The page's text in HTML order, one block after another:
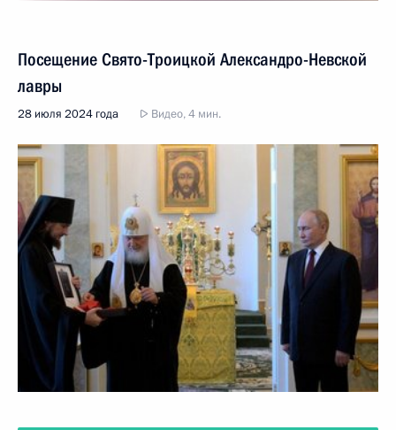
Посещение Свято-Троицкой Александро-Невской
лавры
28 июля 2024 года Видео, 4 мин.